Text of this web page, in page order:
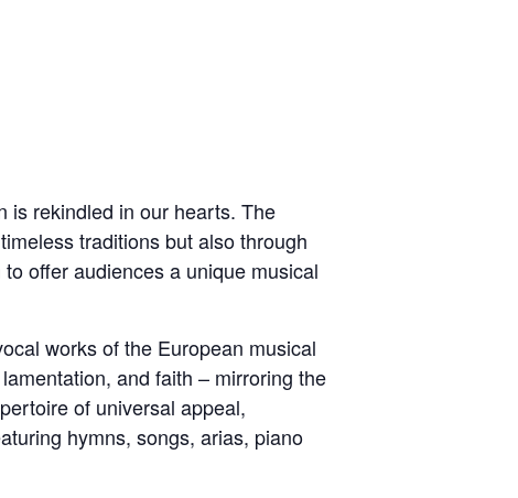
is rekindled in our hearts. The
traditions but also through
offer audiences a unique musical
works of the European musical
and faith – mirroring the
of universal appeal,
hymns, songs, arias, piano